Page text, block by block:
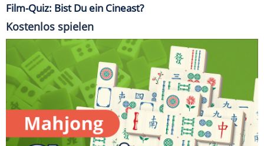
Film-Quiz: Bist Du ein Cineast?
Kostenlos spielen